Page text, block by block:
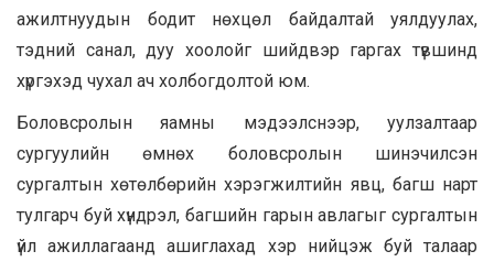
ажилтнуудын бодит нөхцөл байдалтай уялдуулах,
тэдний санал, дуу хоолойг шийдвэр гаргах түвшинд
хүргэхэд чухал ач холбогдолтой юм.
Боловсролын яамны мэдээлснээр, уулзалтаар
сургуулийн өмнөх боловсролын шинэчилсэн
сургалтын хөтөлбөрийн хэрэгжилтийн явц, багш нарт
тулгарч буй хүндрэл, багшийн гарын авлагыг сургалтын
үйл ажиллагаанд ашиглахад хэр нийцэж буй талаар